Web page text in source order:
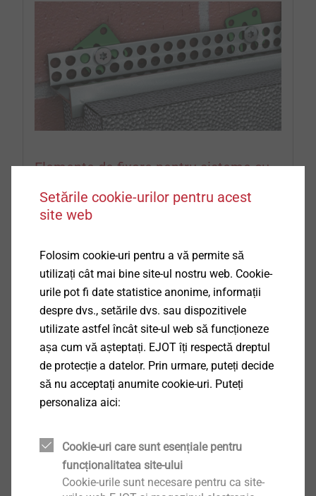
Elemente de fixare pentru sisteme cu
Produse
Setările cookie-urilor pentru acest
site web
Folosim cookie-uri pentru a vă permite să
utilizați cât mai bine site-ul nostru web. Cookie-
urile pot fi date statistice anonime, informații
despre dvs., setările dvs. sau dispozitivele
utilizate astfel încât site-ul web să funcționeze
așa cum vă așteptați. EJOT îți respectă dreptul
de protecție a datelor. Prin urmare, puteți decide
să nu acceptați anumite cookie-uri. Puteți
personaliza aici:
Cookie-uri care sunt esențiale pentru
funcționalitatea site-ului
Cookie-urile sunt necesare pentru ca site-